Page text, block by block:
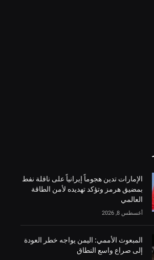
الإمارات تدين هجوماً إيرانياً على ناقلة نفط
بمضيق هرمز وتؤكد تهديده لأمن الطاقة
العالمي
أغسطس 8, 2026
المبعوث الأممي: اليمن يواجه خطر العودة
إلى صراع واسع النطاق